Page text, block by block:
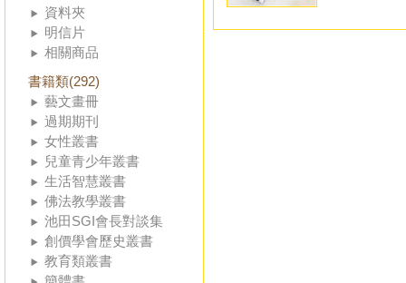
資料夾
明信片
相關商品
書籍類(292)
藝文畫冊
過期期刊
女性叢書
兒童青少年叢書
生活智慧叢書
佛法教學叢書
池田SGI會長對談集
創價學會歷史叢書
教育類叢書